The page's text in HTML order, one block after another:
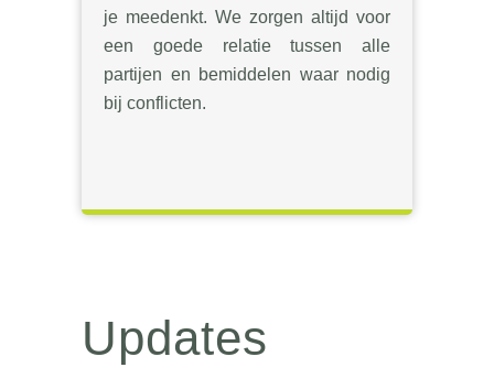
je meedenkt. We zorgen altijd voor
een goede relatie tussen alle
partijen en bemiddelen waar nodig
bij conflicten.
Updates